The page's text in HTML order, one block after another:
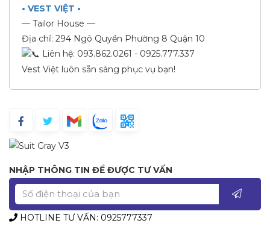
• VEST VIỆT •
— Tailor House —
Địa chỉ: 294 Ngô Quyền Phường 8 Quận 10
Liên hệ: 093.862.0261 - 0925.777.337
Vest Việt luôn sẵn sàng phục vụ bạn!
NHẬP THÔNG TIN ĐỂ ĐƯỢC TƯ VẤN
HOTLINE TƯ VẤN: 0925777337